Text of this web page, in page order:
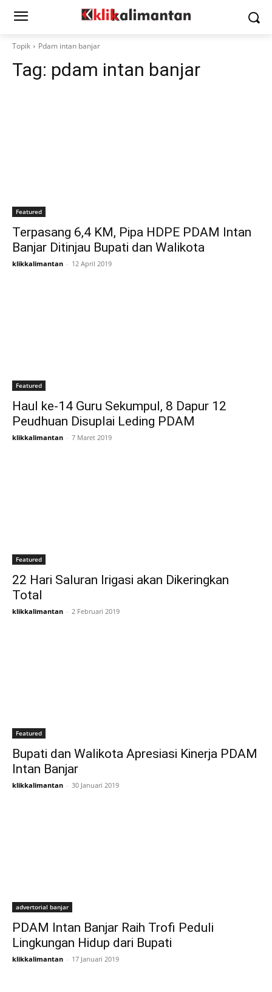
Topik Pdam intan banjar
Tag: pdam intan banjar
Featured
Terpasang 6,4 KM, Pipa HDPE PDAM Intan
Banjar Ditinjau Bupati dan Walikota
klikkalimantan - 12 April 2019
Featured
Haul ke-14 Guru Sekumpul, 8 Dapur 12
Peudhuan Disuplai Leding PDAM
klikkalimantan - 7 Maret 2019
Featured
22 Hari Saluran Irigasi akan Dikeringkan
Total
klikkalimantan - 2 Februari 2019
Featured
Bupati dan Walikota Apresiasi Kinerja PDAM
Intan Banjar
klikkalimantan - 30 Januari 2019
advertorial banjar
PDAM Intan Banjar Raih Trofi Peduli
Lingkungan Hidup dari Bupati
klikkalimantan - 17 Januari 2019